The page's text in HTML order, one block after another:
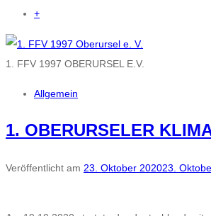
+
1. FFV 1997 OBERURSEL E.V.
Allgemein
1. OBERURSELER
Veröffentlicht am 23. Oktober 202023.